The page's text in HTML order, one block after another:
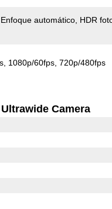
Enfoque automático HDR
1080p/60fps 720p/480fps
Ultrawide Camera